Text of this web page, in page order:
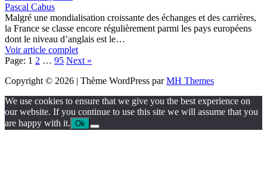
Pascal Cabus
Malgré une mondialisation croissante des échanges et des carrières,
la France se classe encore régulièrement parmi les pays européens
dont le niveau d’anglais est le…
Voir article complet
Page: 1 2 … 95 Next »
Copyright © 2026 | Thème WordPress parMH Themes
We use cookies to ensure that we give you the best experience on
our website. If you continue to use this site we will assume that you
are happy with it. Ok